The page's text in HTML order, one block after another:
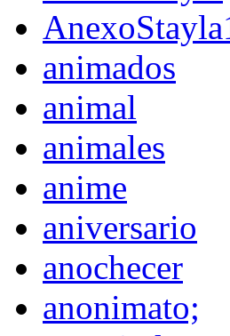
animados
animal
animales
anime
aniversario
anochecer
anonimato;